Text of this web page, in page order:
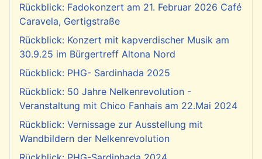
Rückblick: Fadokonzert am 21. Februar 2026 Café
Caravela, Gertigstraße
Rückblick: Konzert mit kapverdischer Musik am
30.9.25 im Bürgertreff Altona Nord
Rückblick: PHG- Sardinhada 2025
Rückblick: 50 Jahre Nelkenrevolution -
Veranstaltung mit Chico Fanhais am 22.Mai 2024
Rückblick: Vernissage zur Ausstellung mit
Wandbildern der Nelkenrevolution